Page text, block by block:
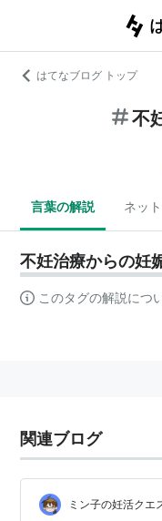
はてなブログ トップ
不
言葉の解説 ネッ
不妊治療からの妊
このタグの解説につ
関連ブログ
ミン子の妊活クエ